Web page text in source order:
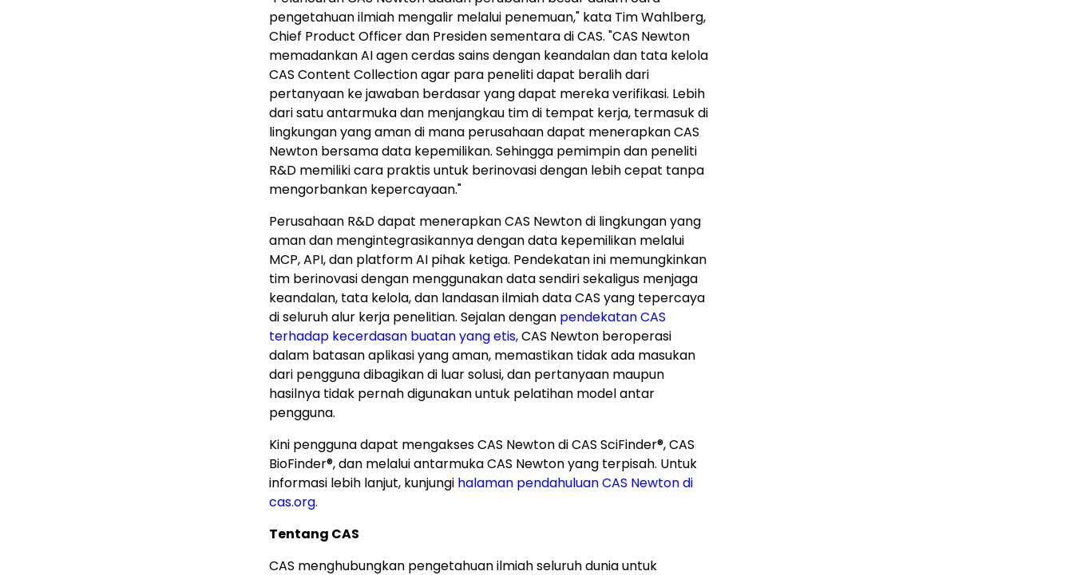
pengetahuan ilmiah mengalir melalui penemuan," kata Tim Wahlberg,
Chief Product Officer dan Presiden sementara di CAS. "CAS Newton
memadankan AI agen cerdas sains dengan keandalan dan tata kelola
CAS Content Collection agar para peneliti dapat beralih dari
pertanyaan ke jawaban berdasar yang dapat mereka verifikasi. Lebih
dari satu antarmuka dan menjangkau tim di tempat kerja, termasuk di
lingkungan yang aman di mana perusahaan dapat menerapkan CAS
Newton bersama data kepemilikan. Sehingga pemimpin dan peneliti
R&D memiliki cara praktis untuk berinovasi dengan lebih cepat tanpa
mengorbankan kepercayaan."
Perusahaan R&D dapat menerapkan CAS Newton di lingkungan yang
aman dan mengintegrasikannya dengan data kepemilikan melalui
MCP, API, dan platform AI pihak ketiga. Pendekatan ini memungkinkan
tim berinovasi dengan menggunakan data sendiri sekaligus menjaga
keandalan, tata kelola, dan landasan ilmiah data CAS yang tepercaya
di seluruh alur kerja penelitian. Sejalan dengan pendekatan CAS
terhadap kecerdasan buatan yang etis,CAS Newton beroperasi
dalam batasan aplikasi yang aman, memastikan tidak ada masukan
dari pengguna dibagikan di luar solusi, dan pertanyaan maupun
hasilnya tidak pernah digunakan untuk pelatihan model antar
pengguna.
Kini pengguna dapat mengakses CAS Newton di CAS SciFinder®, CAS
BioFinder®, dan melalui antarmuka CAS Newton yang terpisah. Untuk
informasi lebih lanjut, kunjungi halaman pendahuluan CAS Newton di
cas.org.
Tentang CAS
CAS menghubungkan pengetahuan ilmiah seluruh dunia untuk